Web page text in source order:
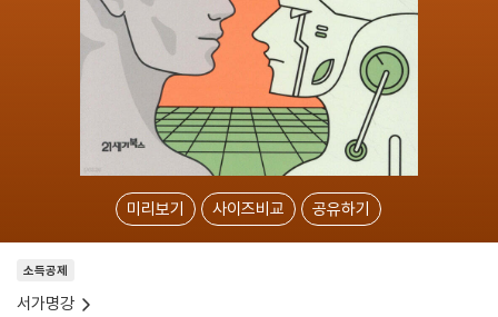
미리보기 사이즈비교 공유하기
소득공제
서가명강